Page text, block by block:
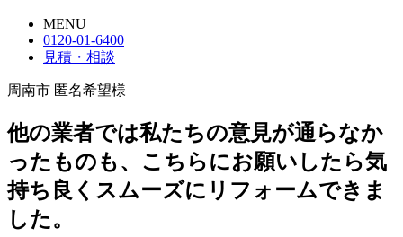
MENU
0120-01-6400
見積・相談
周南市 匿名希望様
他の業者では私たちの意見が通らなか
ったものも、こちらにお願いしたら気
持ち良くスムーズにリフォームできま
した。